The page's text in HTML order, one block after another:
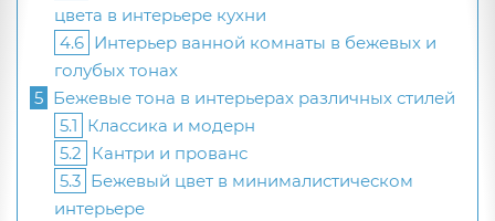
цвета в интерьере кухни
4.6 Интерьер ванной комнаты в бежевых и
голубых тонах
5 Бежевые тона в интерьерах различных стилей
5.1 Классика и модерн
5.2 Кантри и прованс
5.3 Бежевый цвет в минималистическом
интерьере